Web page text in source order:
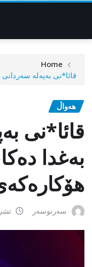
Home
قائا*نی بەپەلە
هەواڵ
قائا*نی
بەغدا
سەرنوسەر